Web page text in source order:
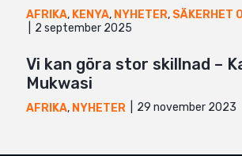
AFRIKA, KENYA, NYHETER, SÄKERHET
2 september 2025
Vi kan göra stor skillnad –
Mukwasi
AFRIKA, NYHETER 29 november 2023